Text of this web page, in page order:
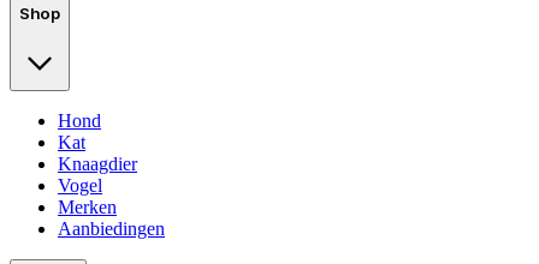
Shop
Hond
Kat
Knaagdier
Vogel
Merken
Aanbiedingen